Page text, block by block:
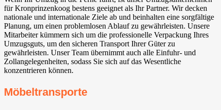
für Kronprinzenkoog bestens geeignet als Ihr Partner. Wir decken
nationale und internationale Ziele ab und beinhalten eine sorgfältige
Planung, um einen problemlosen Ablauf zu gewährleisten. Unsere
Mitarbeiter kümmern sich um die professionelle Verpackung Ihres
Umzugsguts, um den sicheren Transport Ihrer Güter zu
gewährleisten. Unser Team übernimmt auch alle Einfuhr- und
Zollangelegenheiten, sodass Sie sich auf das Wesentliche
konzentrieren können.
Möbeltransporte